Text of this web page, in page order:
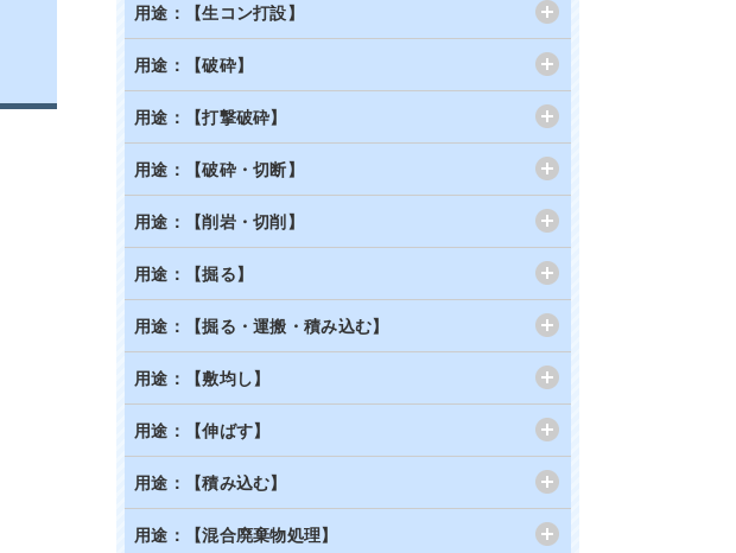
用途：【生コン打設】
用途：【破砕】
用途：【打撃破砕】
用途：【破砕・切断】
用途：【削岩・切削】
用途：【掘る】
用途：【掘る・運搬・積み込む】
用途：【敷均し】
用途：【伸ばす】
用途：【積み込む】
用途：【混合廃棄物処理】